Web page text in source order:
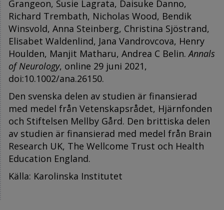
Grangeon, Susie Lagrata, Daisuke Danno,
Richard Trembath, Nicholas Wood, Bendik
Winsvold, Anna Steinberg, Christina Sjöstrand,
Elisabet Waldenlind, Jana Vandrovcova, Henry
Houlden, Manjit Matharu, Andrea C Belin.Annals
of Neurology, online 29 juni 2021,
doi:10.1002/ana.26150.
Den svenska delen av studien är finansierad
med medel från Vetenskapsrådet, Hjärnfonden
och Stiftelsen Mellby Gård. Den brittiska delen
av studien är finansierad med medel från Brain
Research UK, The Wellcome Trust och Health
Education England.
Källa: Karolinska Institutet